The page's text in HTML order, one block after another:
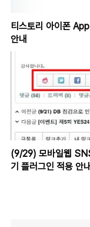
티스토리 아이폰
안내
(9/29) 모바일웹
기 플러그인 적용 안내